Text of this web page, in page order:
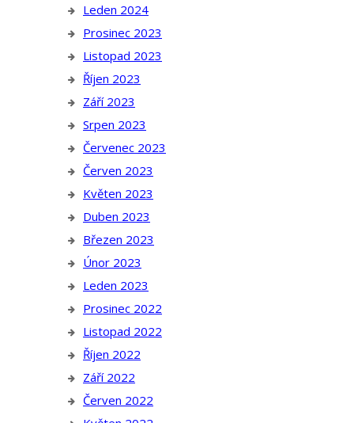
Leden 2024
Prosinec 2023
Listopad 2023
Říjen 2023
Září 2023
Srpen 2023
Červenec 2023
Červen 2023
Květen 2023
Duben 2023
Březen 2023
Únor 2023
Leden 2023
Prosinec 2022
Listopad 2022
Říjen 2022
Září 2022
Červen 2022